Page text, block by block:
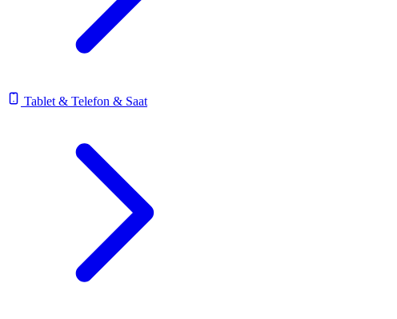
Tablet & Telefon & Saat